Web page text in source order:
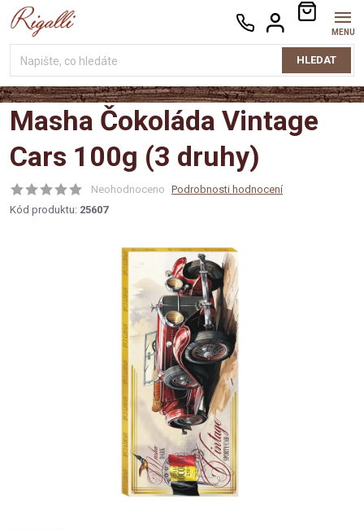
Přejít
na
HLEDAT
NÁKUPNÍ
KOŠÍK
Masha Čokoláda Vintage
Cars 100g (3 druhy)
Neohodnoceno Podrobnosti hodnocení
Kód produktu: 25607